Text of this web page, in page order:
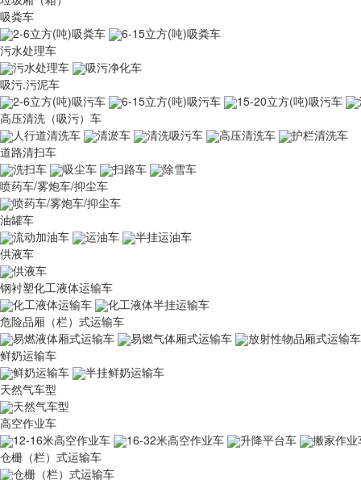
吸粪车
2-6立方(吨)吸粪车
6-15立方(吨)吸粪车
污水处理车
污水处理车
吸污净化车
吸污.污泥车
2-6立方(吨)吸污车
6-15立方(吨)吸污车 15-20立方(吨)吸污车
高压清洗（吸污）车
人行道清洗车
清淤车 清洗吸污车 高压清洗车
护栏清洗车
道路清扫车
洗扫车
吸尘车 扫路车
除雪车
喷药车/雾炮车/抑尘车
喷药车/雾炮车/抑尘车
油罐车
流动加油车
运油车
半挂运油车
供液车
供液车
钢衬塑化工液体运输车
化工液体运输车
化工液体半挂运输车
危险品厢（栏）式运输车
易燃液体厢式运输车
易燃气体厢式运输车
放射性物品厢式运输车
鲜奶运输车
鲜奶运输车
半挂鲜奶运输车
天然气车型
天然气车型
高空作业车
12-16米高空作业车
16-32米高空作业车 升降平台车
搬家作业
仓栅（栏）式运输车
仓栅（栏）式运输车